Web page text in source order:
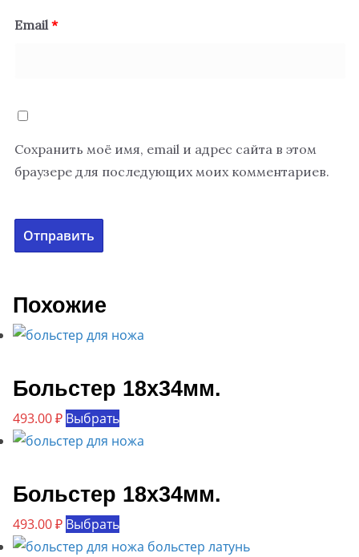
Email*
Сохранить моё имя, email и адрес сайта в этом
браузере для последующих моих комментариев.
Похожие
Больстер 18х34мм.
493.00₽ ВыбратьЭтот
товар
несколько
вариаций.
Опции
можно
Больстер 18х34мм.
493.00₽ ВыбратьЭтот
товар